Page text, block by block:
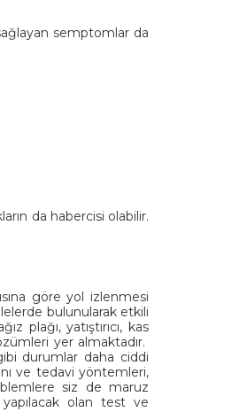
semptomlar da
da habercisi olabilir.
göre yol izlenmesi
bulunularak etkili
plağı, yatıştırıcı, kas
yer almaktadır.
durumlar daha ciddi
ve tedavi yöntemleri,
siz de maruz
yapılacak olan test ve